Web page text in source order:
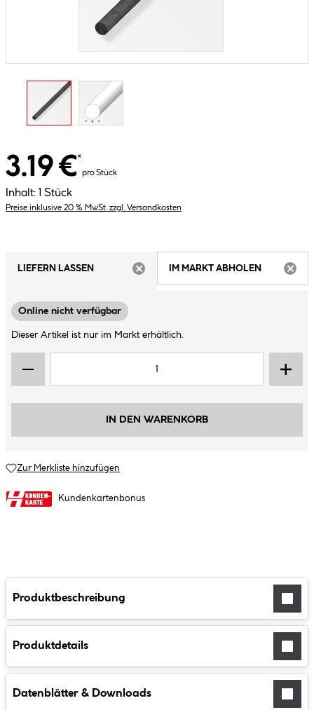
3.19 €*
pro Stück
Inhalt: 1 Stück
Preise inklusive 20 % MwSt. zzgl. Versandkosten
LIEFERN LASSEN
IM MARKT ABHOLEN
Online nicht verfügbar
Dieser Artikel ist nur im Markt erhältlich.
IN DEN WARENKORB
Zur Merkliste hinzufügen
Kundenkartenbonus
Produktbeschreibung
Produktdetails
Datenblätter & Downloads